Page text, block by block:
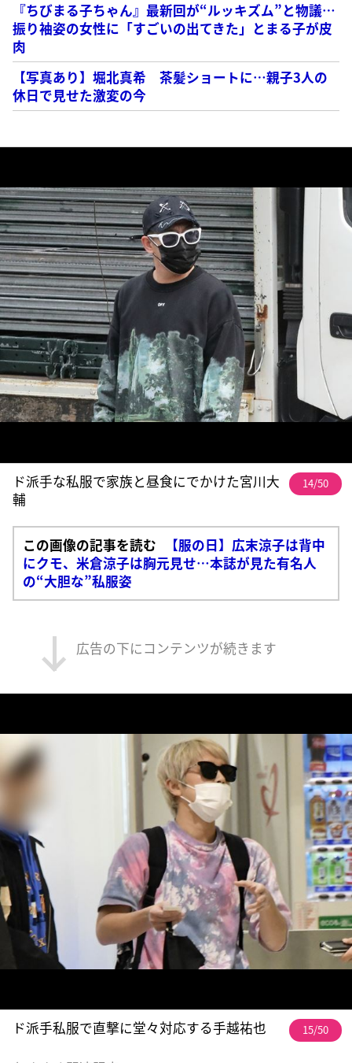
『ちびまる子ちゃん』最新回が“ルッキズム”と物議…
振り袖姿の女性に「すごいの出てきた」とまる子が皮
肉
【写真あり】堀北真希 茶髪ショートに…親子3人の
休日で見せた激変の今
ド派手な私服で家族と昼食にでかけた宮川大
輔
14/50
この画像の記事を読む
【服の日】広末涼子は背中
にクモ、米倉涼子は胸元見せ…本誌が見た有名人
の“大胆な”私服姿
広告の下にコンテンツが続きます
ド派手私服で直撃に堂々対応する手越祐也 15/50